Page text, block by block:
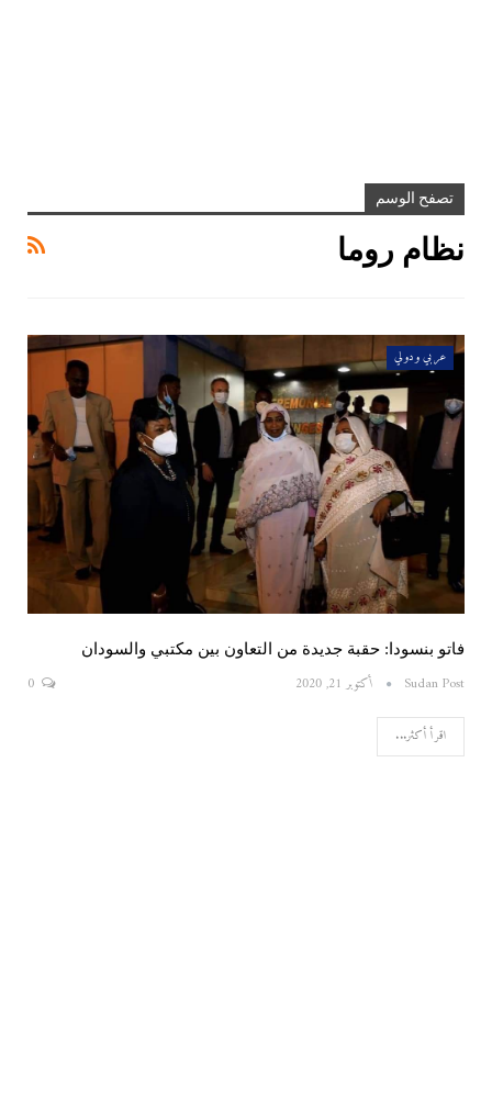
تصفح الوسم
نظام روما
عربي ودولي
فاتو بنسودا: حقبة جديدة من التعاون بين مكتبي والسودان
Sudan Post أكتوبر 21, 2020
اقرأ أكثر...